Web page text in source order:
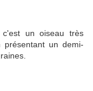
un oiseau très
un demi-